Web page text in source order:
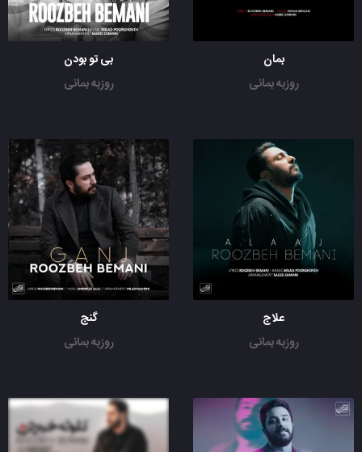
بمان
روزبه بمانی
بی تو بودن
روزبه بمانی
علاج
روزبه بمانی
گنج
روزبه بمانی